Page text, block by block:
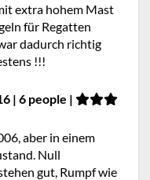
extra hohem Mast
für Regatten
dadurch richtig
!!!
| 6 people |
aber in einem
Null
gut, Rumpf wie